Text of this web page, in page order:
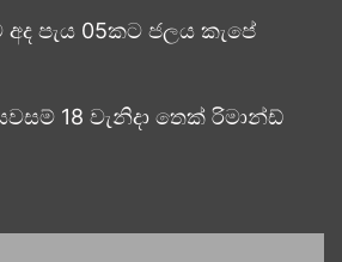
පැය 05කට ජලය කැපේ
18 වැනිදා තෙක් රිමාන්ඩ්